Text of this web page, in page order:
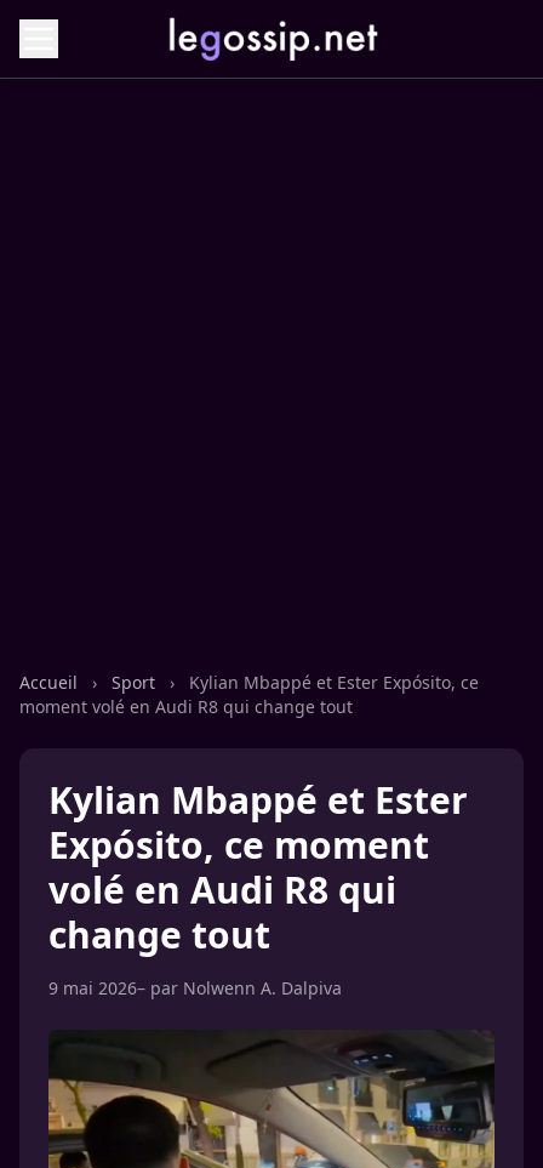
Accueil › Sport ›
Kylian Mbappé et Ester Expósito, ce
moment volé en Audi R8 qui change tout
Kylian Mbappé et Ester
Expósito, ce moment
volé en Audi R8 qui
change tout
9 mai 2026– par Nolwenn A. Dalpiva